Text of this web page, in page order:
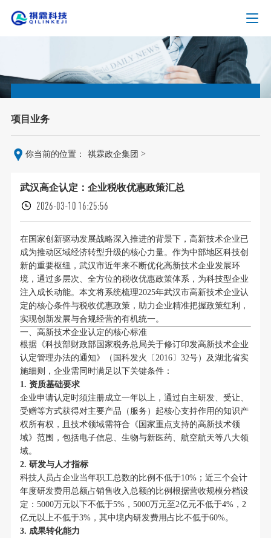
项目业务
你当前的位置： 祺霖政企集团 >
武汉高企认定：企业税收优惠政策汇总
2026-03-10 16:25:56
在国家创新驱动发展战略深入推进的背景下，高新技术企业已
成为推动区域经济转型升级的核心力量。作为中部地区科技创
新的重要枢纽，武汉市近年来不断优化高新技术企业发展环
境，通过多层次、全方位的税收优惠政策体系，为科技型企业
注入成长动能。本文将系统梳理2025年武汉市高新技术企业认
定的核心条件与税收优惠政策，助力企业精准把握政策红利，
实现创新发展与合规经营的有机统一。
一、高新技术企业认定的核心标准
根据《科技部财政部国家税务总局关于修订印发高新技术企业
认定管理办法的通知》（国科发火〔2016〕32号）及湖北省实
施细则，企业需同时满足以下关键条件：
1. 资质基础要求
企业申请认定时须注册成立一年以上，通过自主研发、受让、
受赠等方式获得对主要产品（服务）起核心支持作用的知识产
权所有权，且技术领域需符合《国家重点支持的高新技术领
域》范围，包括电子信息、生物与新医药、航空航天等八大领
域。
2. 研发与人才指标
科技人员占企业当年职工总数的比例不低于10%；近三个会计
年度研发费用总额占销售收入总额的比例根据营收规模分档设
定：5000万元以下不低于5%，5000万元至2亿元不低于4%，2
亿元以上不低于3%，其中境内研发费用占比不低于60%。
3. 成果转化能力